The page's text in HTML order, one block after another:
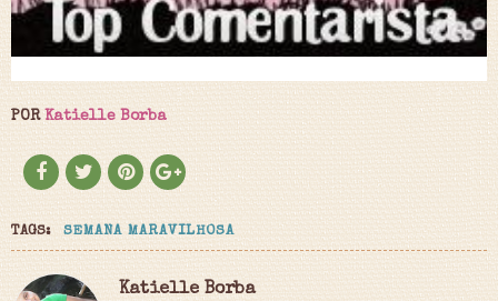
PORKatielle Borba
TAGS: SEMANA MARAVILHOSA
Katielle Borba